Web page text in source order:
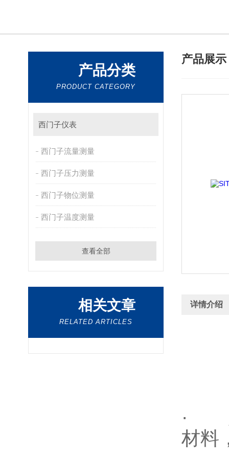
产品分类
PRODUCT CATEGORY
西门子仪表
西门子流量测量
西门子压力测量
西门子物位测量
西门子温度测量
查看全部
相关文章
RELATED ARTICLES
产品展示
详情介绍
· 坚
材料